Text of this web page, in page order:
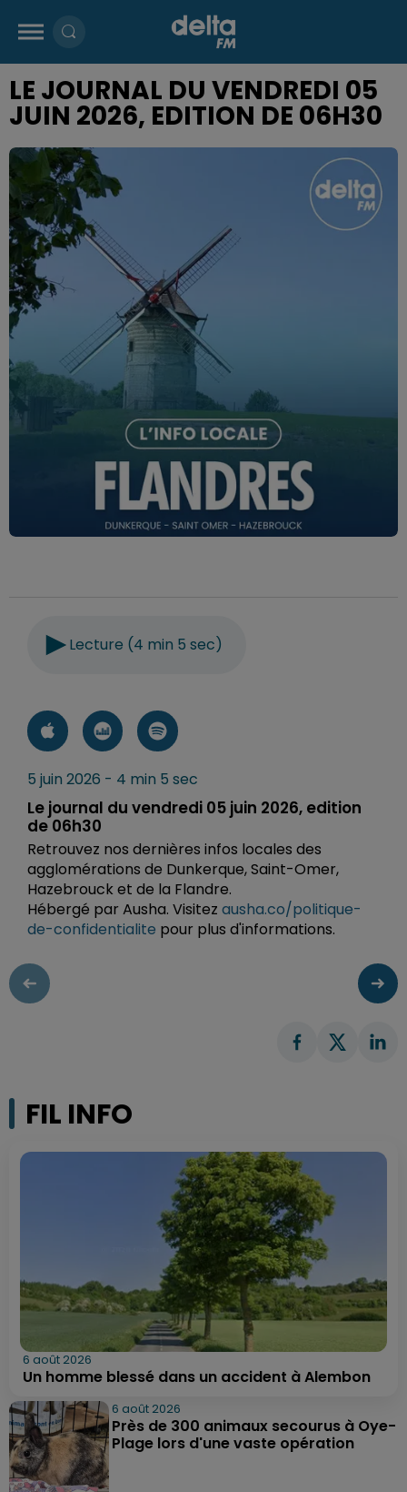
LE JOURNAL DU VENDREDI 05
JUIN 2026, EDITION DE 06H30
Lecture (4 min 5 sec)
5 juin 2026 - 4 min 5 sec
Le journal du vendredi 05 juin 2026, edition
de 06h30
Retrouvez nos dernières infos locales des
agglomérations de Dunkerque, Saint-Omer,
Hazebrouck et de la Flandre.
Hébergé par Ausha. Visitez ausha.co/politique-
de-confidentialite pour plus d'informations.
FIL INFO
6 août 2026
Un homme blessé dans un accident à Alembon
6 août 2026
Près de 300 animaux secourus à Oye-
Plage lors d'une vaste opération